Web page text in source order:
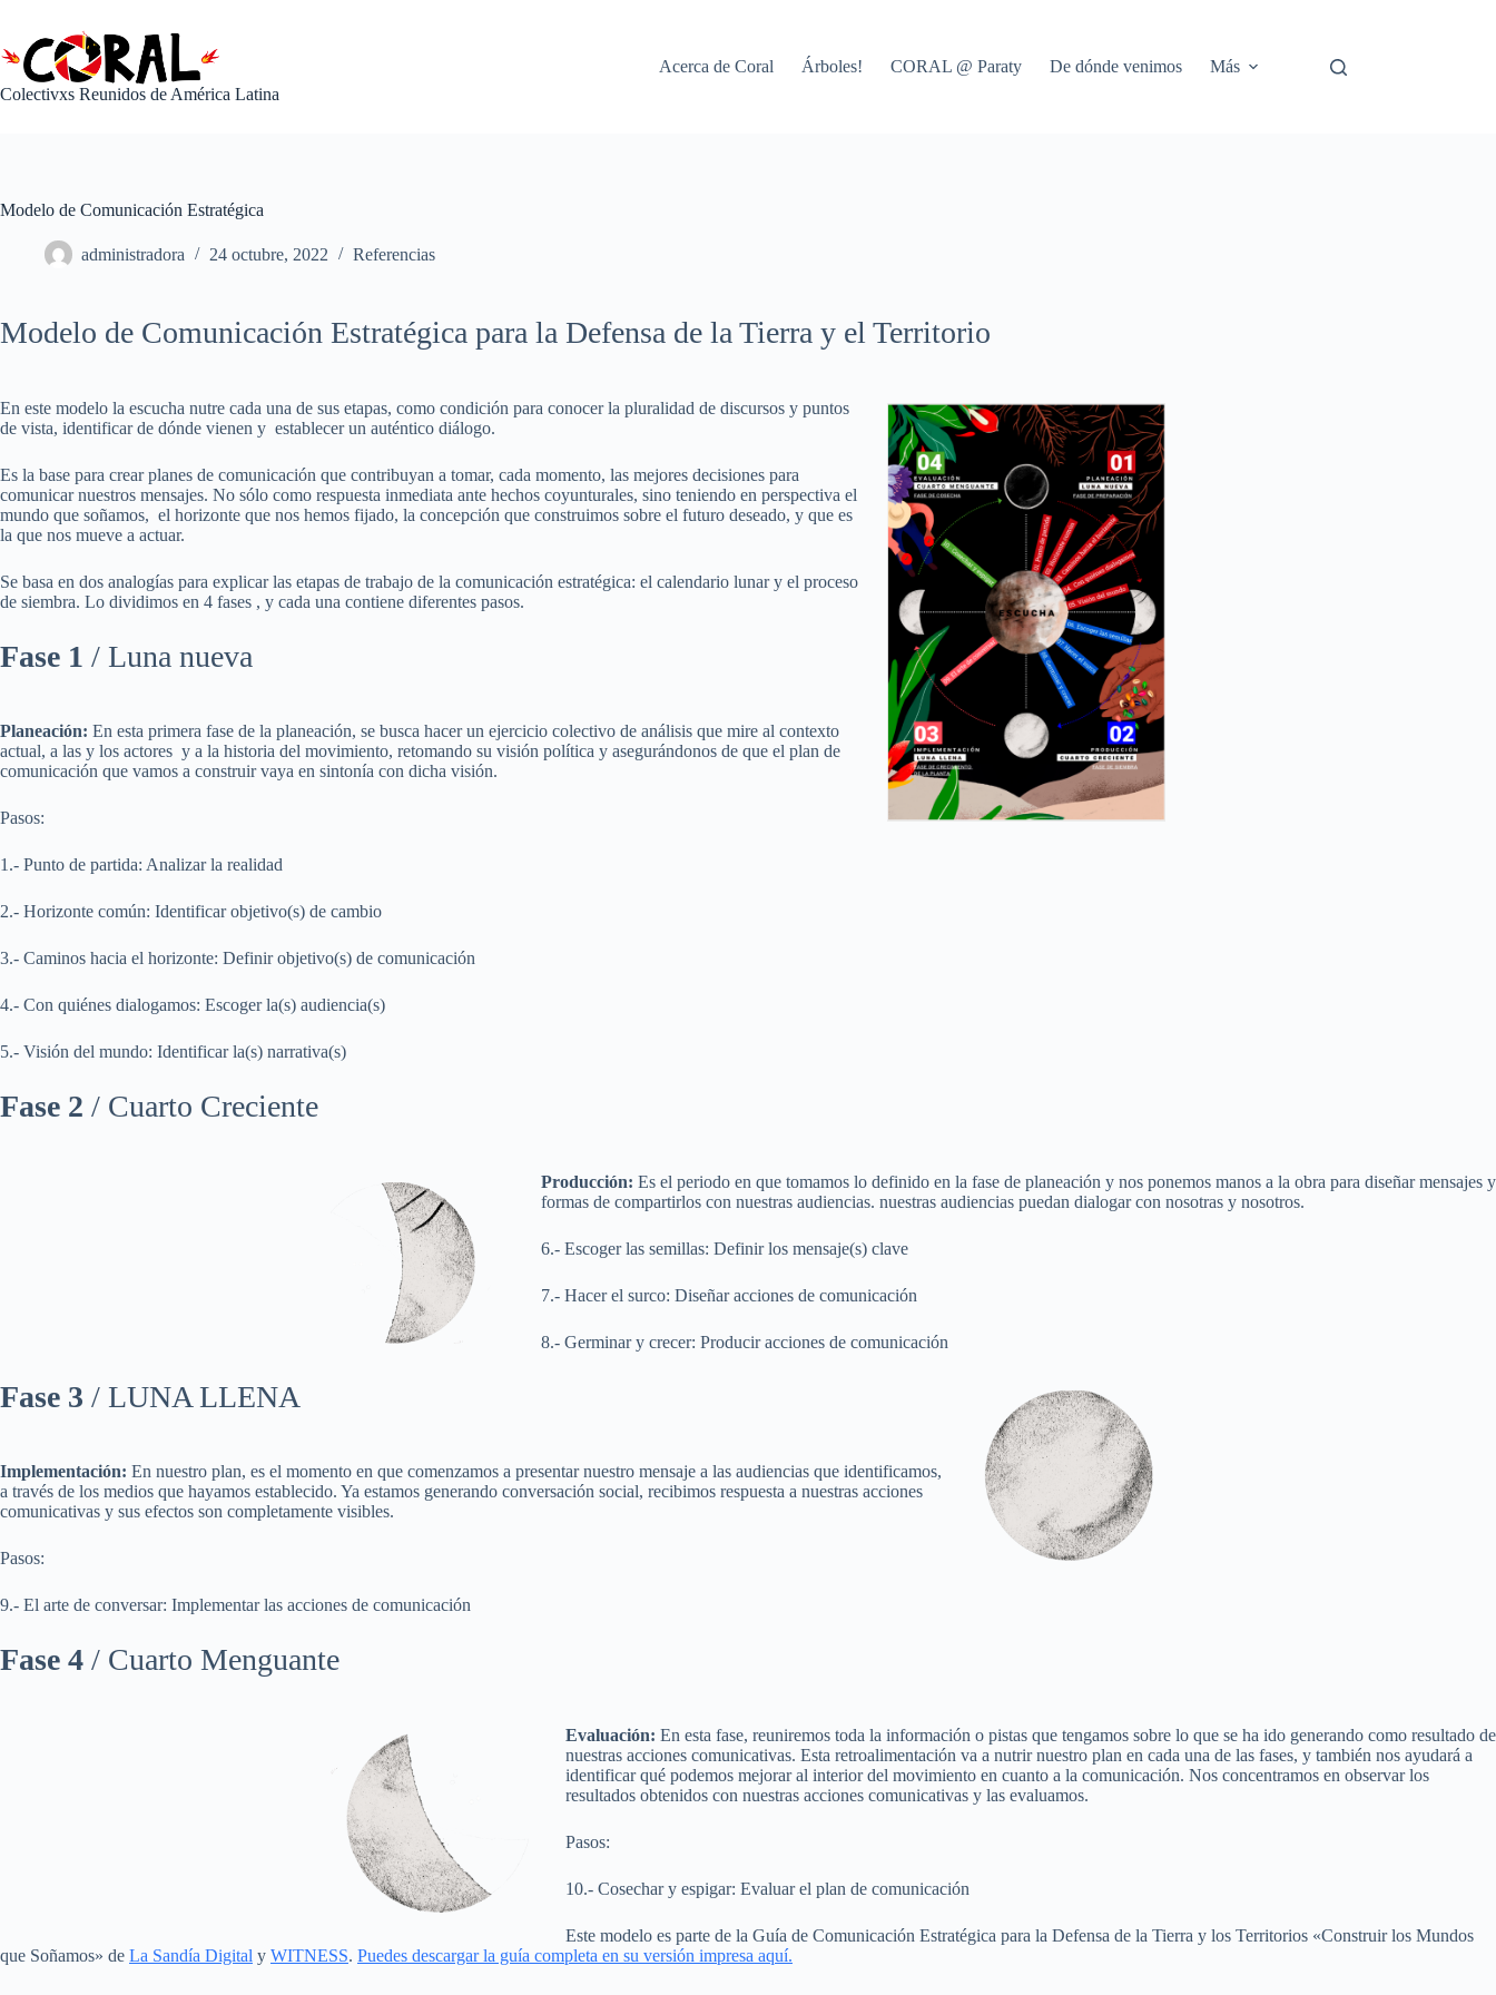
contenido
Colectivxs Reunidos de América Latina
Acerca de Coral Árboles! CORAL @ Paraty De dónde venimos Más
Modelo de Comunicación Estratégica
administradora 24 octubre, 2022 Referencias
Modelo de Comunicación Estratégica para la Defensa de la Tierra y el Territorio
En este modelo la escucha nutre cada una de sus etapas, como condición para conocer la pluralidad de discursos y puntos
de vista, identificar de dónde vienen y establecer un auténtico diálogo.
Es la base para crear planes de comunicación que contribuyan a tomar, cada momento, las mejores decisiones para
comunicar nuestros mensajes. No sólo como respuesta inmediata ante hechos coyunturales, sino teniendo en perspectiva el
mundo que soñamos, el horizonte que nos hemos fijado, la concepción que construimos sobre el futuro deseado, y que es
la que nos mueve a actuar.
Se basa en dos analogías para explicar las etapas de trabajo de la comunicación estratégica: el calendario lunar y el proceso
de siembra. Lo dividimos en 4 fases , y cada una contiene diferentes pasos.
Fase 1 / Luna nueva
Planeación: En esta primera fase de la planeación, se busca hacer un ejercicio colectivo de análisis que mire al contexto
actual, a las y los actores y a la historia del movimiento, retomando su visión política y asegurándonos de que el plan de
comunicación que vamos a construir vaya en sintonía con dicha visión.
Pasos:
1.- Punto de partida: Analizar la realidad
2.- Horizonte común: Identificar objetivo(s) de cambio
3.- Caminos hacia el horizonte: Definir objetivo(s) de comunicación
4.- Con quiénes dialogamos: Escoger la(s) audiencia(s)
5.- Visión del mundo: Identificar la(s) narrativa(s)
Fase 2 / Cuarto Creciente
Producción: Es el periodo en que tomamos lo definido en la fase de planeación y nos ponemos manos a la obra para diseñar mensajes y
formas de compartirlos con nuestras audiencias. nuestras audiencias puedan dialogar con nosotras y nosotros.
6.- Escoger las semillas: Definir los mensaje(s) clave
7.- Hacer el surco: Diseñar acciones de comunicación
8.- Germinar y crecer: Producir acciones de comunicación
Fase 3 / LUNA LLENA
Implementación: En nuestro plan, es el momento en que comenzamos a presentar nuestro mensaje a las audiencias que identificamos,
a través de los medios que hayamos establecido. Ya estamos generando conversación social, recibimos respuesta a nuestras acciones
comunicativas y sus efectos son completamente visibles.
Pasos:
9.- El arte de conversar: Implementar las acciones de comunicación
Fase 4 / Cuarto Menguante
Evaluación: En esta fase, reuniremos toda la información o pistas que tengamos sobre lo que se ha ido generando como resultado de
nuestras acciones comunicativas. Esta retroalimentación va a nutrir nuestro plan en cada una de las fases, y también nos ayudará a
identificar qué podemos mejorar al interior del movimiento en cuanto a la comunicación. Nos concentramos en observar los
resultados obtenidos con nuestras acciones comunicativas y las evaluamos.
Pasos:
10.- Cosechar y espigar: Evaluar el plan de comunicación
Este modelo es parte de la Guía de Comunicación Estratégica para la Defensa de la Tierra y los Territorios «Construir los Mundos
que Soñamos» de La Sandía Digital y WITNESS. Puedes descargar la guía completa en su versión impresa aquí.